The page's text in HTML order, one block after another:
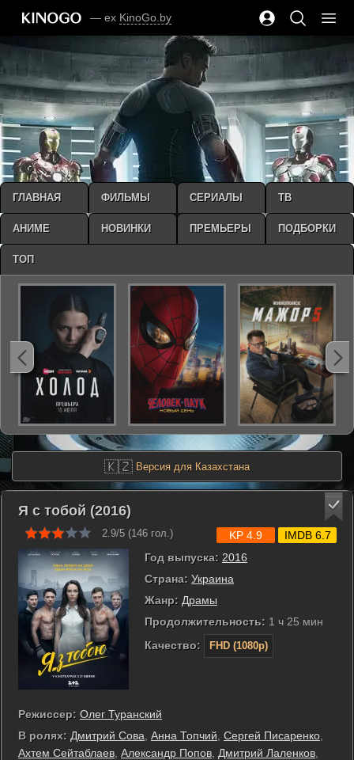
— ex KinoGo.by
🇰🇿 Версия для Казахстана
Я с тобой (2016)
2.9/5 (146 гол.)
Год выпуска: 2016
Страна: Украина
Жанр: Драмы
Продолжительность: 1 ч 25 мин
Качество:
FHD (1080p)
KP 4.9 IMDB 6.7
Режиссер: Олег Туранский
В ролях: Дмитрий Сова Анна Топчий Сергей Писаренко
Ахтем Сейтаблаев Александр Попов Дмитрий Лаленков
ГЛАВНАЯ ФИЛЬМЫ СЕРИАЛЫ ТВ
АНИМЕ НОВИНКИ ПРЕМЬЕРЫ ПОДБОРКИ
ТОП